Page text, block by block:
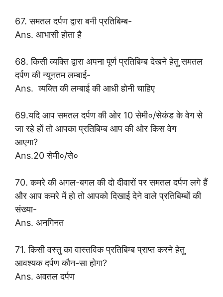
67. समतल दर्पण द्वारा बनी प्रतिबिम्ब-
Ans. आभासी होता है
68. किसी व्यक्ति द्वारा अपना पूर्ण प्रतिबिम्ब देखने हेतु समतल
दर्पण की न्यूनतम लम्बाई-
Ans. व्यक्ति की लम्बाई की आधी होनी चाहिए
69.यदि आप समतल दर्पण की ओर 10 सेमी०/सेकंड के वेग से
जा रहे हों तो आपका प्रतिबिम्ब आप की ओर किस वेग
आएगा?
Ans.20 सेमी०/से०
70. कमरे की अगल-बगल की दो दीवारों पर समतल दर्पण लगे हैं
और आप कमरे में हो तो आपको दिखाई देने वाले प्रतिबिम्बों की
संख्या-
Ans. अनगिनत
71. किसी वस्तु का वास्तविक प्रतिबिम्ब प्राप्त करने हेतु
आवश्यक दर्पण कौन-सा होगा?
Ans. अवतल दर्पण